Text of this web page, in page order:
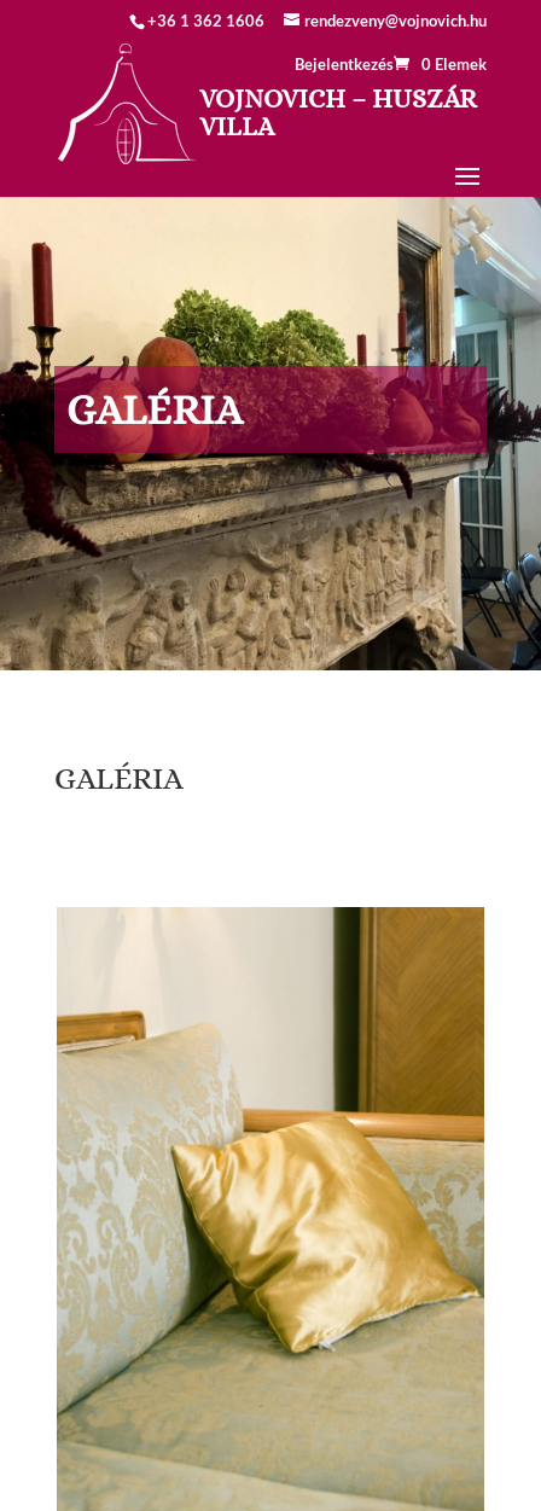
+36 1 362 1606 rendezveny@vojnovich.hu
Bejelentkezés 0 Elemek
VOJNOVICH – HUSZÁR
VILLA
GALÉRIA
GALÉRIA